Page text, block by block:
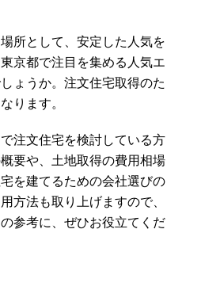
所として、安定した人気を
京都で注目を集める人気エ
ょうか。注文住宅取得のた
ります。
注文住宅を検討している方
要や、土地取得の費用相場
を建てるための会社選びの
方法も取り上げますので、
参考に、ぜひお役立てくだ